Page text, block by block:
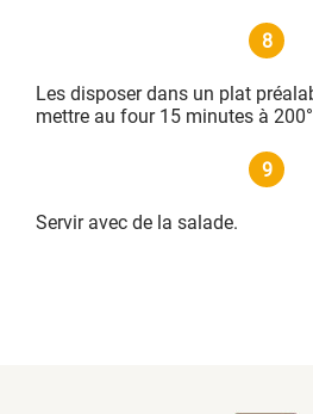
8
Les disposer dans un plat
mettre au four 15 minutes à
9
Servir avec de la salade.